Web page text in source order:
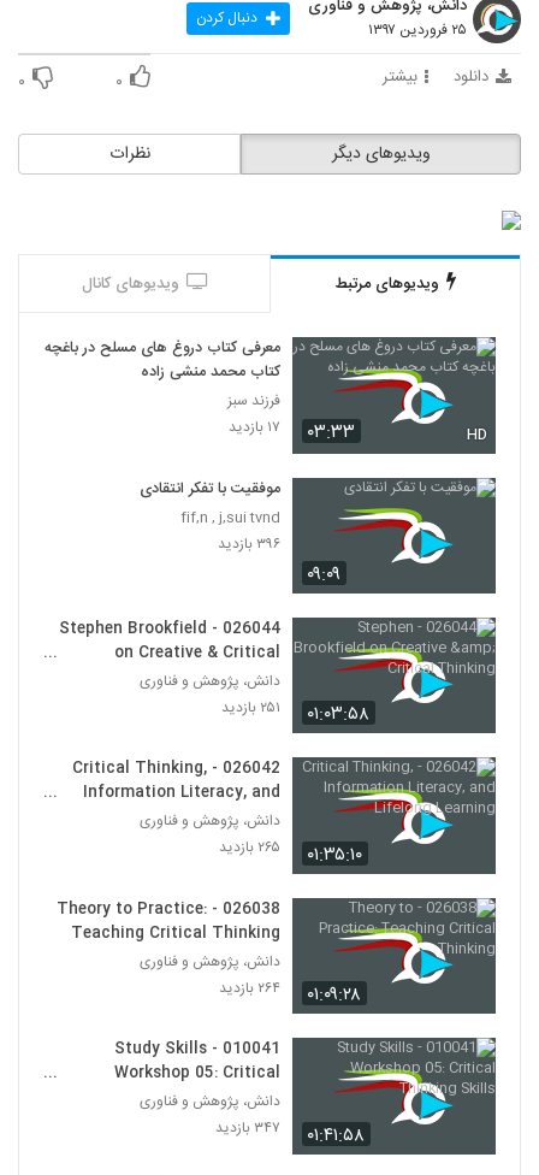
18
030020 - تفکر انتقادی (سری اول)
030021 - تفکر انتقادی (سری اول)
030022 - تفکر انتقادی (سری اول)
23
030023 - تفکر انتقادی (سری اول)
۵۷۳ بازدید
030024 - تفکر انتقادی (سری اول)
۵۲۱ بازدید
25
030025 - تفکر انتقادی (سری اول)
26
030026 - تفکر انتقادی (سری اول)
۵۶۳ بازدید
030027 - تفکر انتقادی (سری اول)
۵۸۹ بازدید
030028 - تفکر انتقادی (سری اول)
29
30
030038 - نظریه انتخاب عقلانی
۵۹۷ بازدید
دانش، پژوهش و فناوری
۲۵ فروردین ۱۳۹۷ دنبال کردن
دانلود بیشتر ۰ ۰
نظرات ویدیوهای دیگر
ویدیوهای مرتبط ویدیوهای کانال
۰۳:۳۳ HD
معرفی کتاب دروغ های مسلح در باغچه
کتاب محمد منشی زاده
فرزند سبز
۱۷ بازدید
۰۹:۰۹
موفقیت با تفکر انتقادی
fif,n , j,sui tvnd
۳۹۶ بازدید
۰۱:۰۳:۵۸
026044 - Stephen Brookfield
on Creative & Critical
Thinking
دانش، پژوهش و فناوری
۲۵۱ بازدید
۰۱:۳۵:۱۰
026042 - Critical Thinking,
Information Literacy, and
Lifelong Learning
دانش، پژوهش و فناوری
۲۶۵ بازدید
۰۱:۰۹:۲۸
026038 - Theory to Practice:
Teaching Critical Thinking
دانش، پژوهش و فناوری
۲۶۴ بازدید
۰۱:۴۱:۵۸
010041 - Study Skills
Workshop 05: Critical
Thinking Skills
دانش، پژوهش و فناوری
۳۴۷ بازدید